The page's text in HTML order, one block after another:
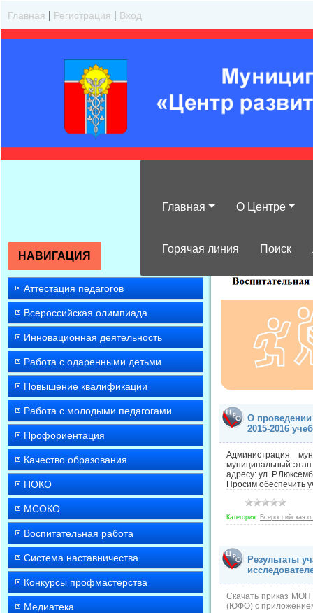
Главная | Регистрация | Вход
Главная О Центре
Горячая линия Поиск
НАВИГАЦИЯ
Аттестация педагогов
Всероссийская олимпиада
Инновационная деятельность
Работа с одаренными детьми
Повышение квалификации
Работа с молодыми педагогами
Профориентация
Качество образования
НОКО
МСОКО
Воспитательная работа
Система наставничества
Конкурсы профмастерства
Медиатека
О проведении
2015-2016
Администрация
муниципальный
адресу: ул.
Просим обеспечить
Категория: Всероссийская
Результаты
Скачать приказ МОН
(ЮФО) с